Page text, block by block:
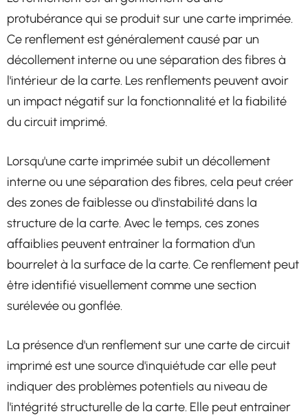
protubérance qui se produit sur une carte imprimée.
Ce renflement est généralement causé par un
décollement interne ou une séparation des fibres à
l'intérieur de la carte. Les renflements peuvent avoir
un impact négatif sur la fonctionnalité et la fiabilité
du circuit imprimé.
Lorsqu'une carte imprimée subit un décollement
interne ou une séparation des fibres, cela peut créer
des zones de faiblesse ou d'instabilité dans la
structure de la carte. Avec le temps, ces zones
affaiblies peuvent entraîner la formation d'un
bourrelet à la surface de la carte. Ce renflement peut
être identifié visuellement comme une section
surélevée ou gonflée.
La présence d'un renflement sur une carte de circuit
imprimé est une source d'inquiétude car elle peut
indiquer des problèmes potentiels au niveau de
l'intégrité structurelle de la carte. Elle peut entraîner